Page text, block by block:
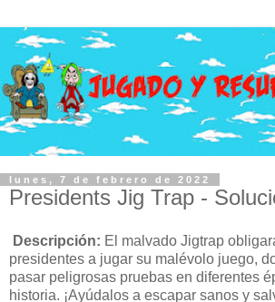
lunes, 7 de febrero de 2022
Presidents Jig Trap -
Descripción: El malvado Jigtrap
presidentes a jugar su malévolo juego,
pasar peligrosas pruebas en diferentes
historia. ¡Ayúdalos a escapar sanos y